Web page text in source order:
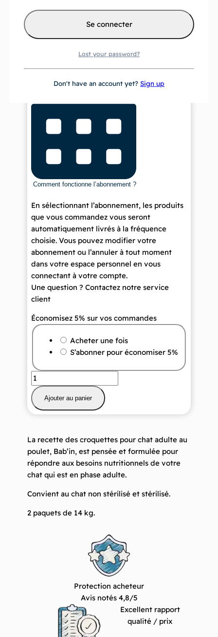
ou s’abonner pour économiser
5%
Comment fonctionne l’abonnement ?
En sélectionnant l’abonnement, les produits
que vous commandez vous seront
automatiquement livrés à la fréquence
choisie. Vous pouvez modifier votre
abonnement ou l’annuler à tout moment
dans votre espace personnel en vous
connectant à votre compte.
Une question ? Contactez notre service
client
Économisez 5% sur vos commandes
type
d’achat
Acheter une fois
S’abonner pour économiser5%
quantité
de
Lot
de
14
kg
croquettes
chat
Ajouter au panier
La recette des croquettes pour chat adulte au
poulet, Bab’in, est pensée et formulée pour
répondre aux besoins nutritionnels de votre
chat qui est en phase adulte.
Convient au chat non stérilisé et stérilisé.
2 paquets de 14 kg.
Protection acheteur
Avis notés 4,8/5
Excellent rapport
qualité / prix
Lost your password?
Don't have an account yet? Sign up